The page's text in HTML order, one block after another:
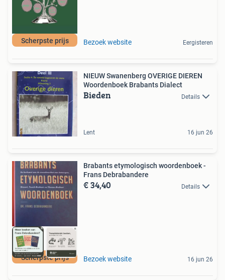
Scherpste prijs Bezoek website Eergisteren
NIEUW Swanenberg OVERIGE DIEREN
Woordenboek Brabants Dialect
Bieden Details
Lent 16 jun 26
Scherpste prijs
Brabants etymologisch woordenboek -
Frans Debrabandere
€ 34,40 Details
Bezoek website 16 jun 26